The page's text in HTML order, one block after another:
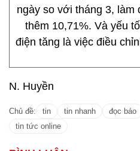
ngày so với tháng 3, làm
thêm 10,71%. Và yếu
điện tăng là việc điều
N. Huyền
Chủ đề: tin tin nhanh đọc báo
tin tức online